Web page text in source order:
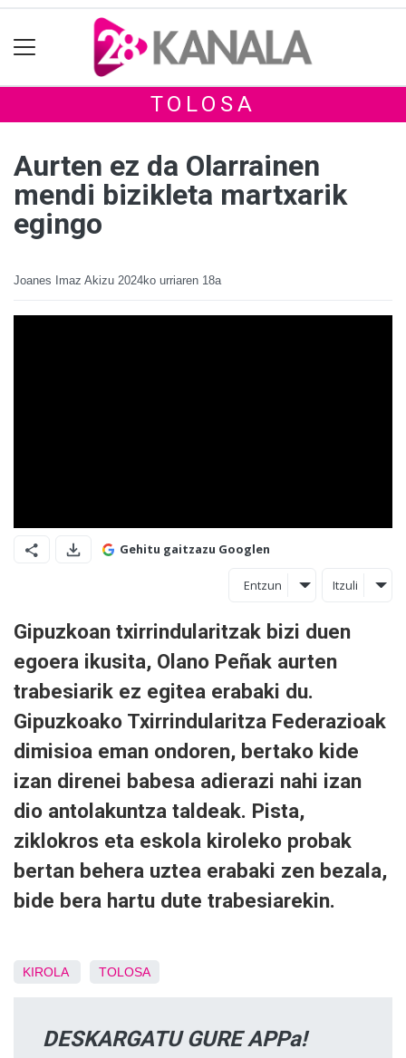
TOLOSA
Aurten ez da Olarrainen
mendi bizikleta martxarik
egingo
Joanes Imaz Akizu 2024ko urriaren 18a
Gehitu gaitzazu Googlen
Entzun Itzuli
Gipuzkoan txirrindularitzak bizi duen
egoera ikusita, Olano Peñak aurten
trabesiarik ez egitea erabaki du.
Gipuzkoako Txirrindularitza Federazioak
dimisioa eman ondoren, bertako kide
izan direnei babesa adierazi nahi izan
dio antolakuntza taldeak. Pista,
ziklokros eta eskola kiroleko probak
bertan behera uztea erabaki zen bezala,
bide bera hartu dute trabesiarekin.
KIROLA TOLOSA
DESKARGATU GURE APPa!